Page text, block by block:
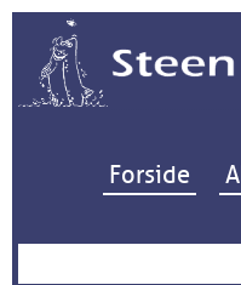
Forside
Søg